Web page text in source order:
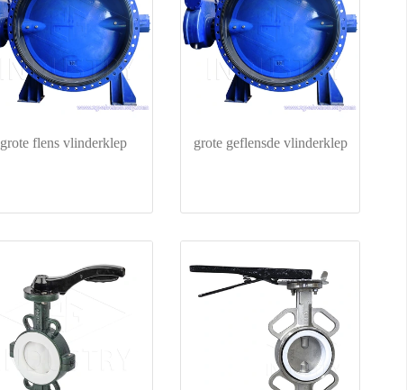
grote flens vlinderklep grote geflensde vlinderklep